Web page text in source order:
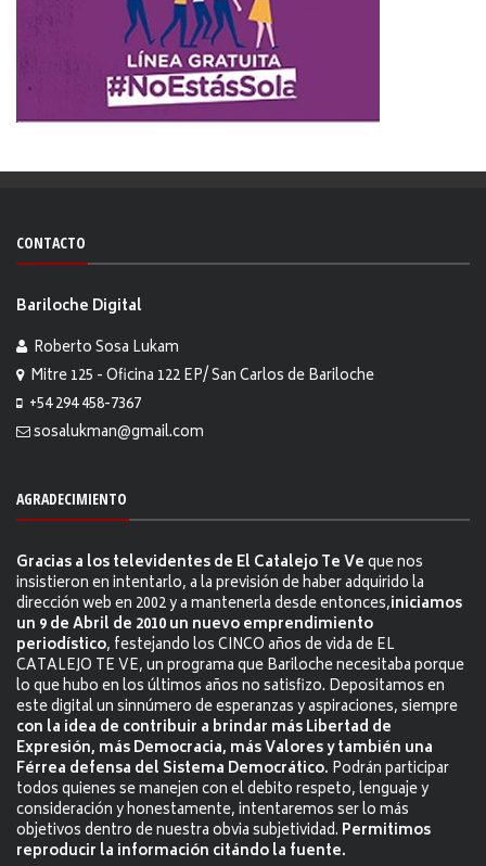
CONTACTO
Bariloche Digital
Roberto Sosa Lukam
Mitre 125 - Oficina 122 EP/ San Carlos de Bariloche
+54 294 458-7367
sosalukman@gmail.com
AGRADECIMIENTO
Gracias a los televidentes de El Catalejo Te Veque nos
insistieron en intentarlo, a la previsión de haber adquirido la
dirección web en 2002 y a mantenerla desde entonces,iniciamos
un 9 de Abril de 2010 un nuevo emprendimiento
periodístico, festejando los CINCO años de vida de EL
CATALEJO TE VE, un programa que Bariloche necesitaba porque
lo que hubo en los últimos años no satisfizo. Depositamos en
este digital un sinnúmero de esperanzas y aspiraciones, siempre
con la idea de contribuir a brindar más Libertad de
Expresión, más Democracia, más Valores y también una
Férrea defensa del Sistema Democrático. Podrán participar
todos quienes se manejen con el debito respeto, lenguaje y
consideración y honestamente, intentaremos ser lo más
objetivos dentro de nuestra obvia subjetividad. Permitimos
reproducir la información citándo la fuente.